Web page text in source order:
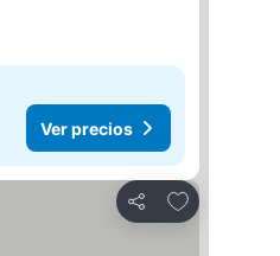
Ver precios
Compartir
Añadir a